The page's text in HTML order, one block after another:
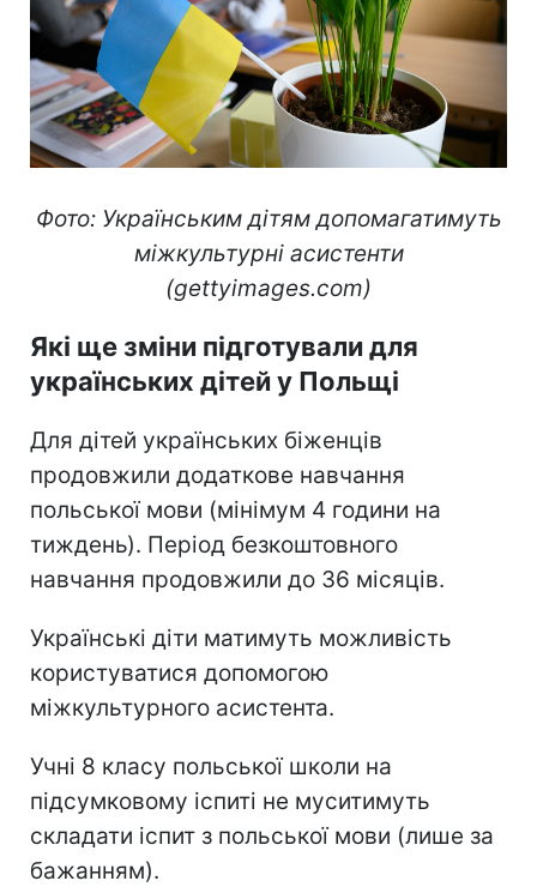
Фото: Українським дітям допомагатимуть
міжкультурні асистенти
(gettyimages.com)
Які ще зміни підготували для
українських дітей у Польщі
Для дітей українських біженців
продовжили додаткове навчання
польської мови (мінімум 4 години на
тиждень). Період безкоштовного
навчання продовжили до 36 місяців.
Українські діти матимуть можливість
користуватися допомогою
міжкультурного асистента.
Учні 8 класу польської школи на
підсумковому іспиті не муситимуть
складати іспит з польської мови (лише за
бажанням).